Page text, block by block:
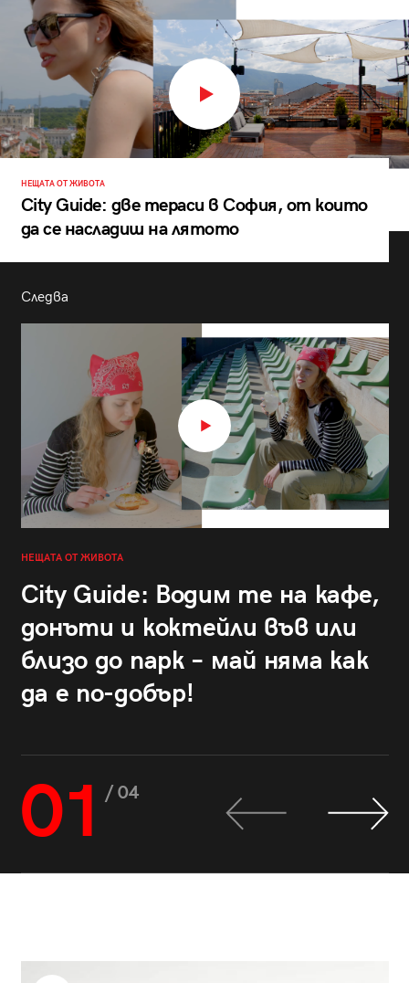
НЕЩАТА ОТ ЖИВОТА
City Guide: две тераси в София, от които
да се насладиш на лятото
Следва
НЕЩАТА ОТ ЖИВОТА
City Guide: Водим те на кафе,
донъти и коктейли във или
близо до парк – май няма как
да е по-добър!
01 / 04